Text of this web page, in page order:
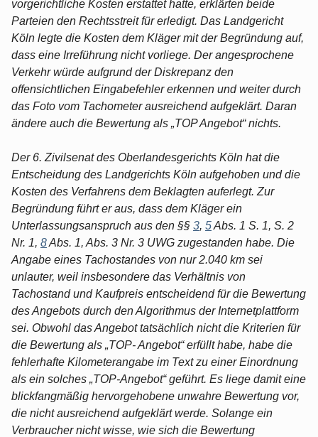
vorgerichtliche Kosten erstattet hatte, erklärten beide
Parteien den Rechtsstreit für erledigt. Das Landgericht
Köln legte die Kosten dem Kläger mit der Begründung auf,
dass eine Irreführung nicht vorliege. Der angesprochene
Verkehr würde aufgrund der Diskrepanz den
offensichtlichen Eingabefehler erkennen und weiter durch
das Foto vom Tachometer ausreichend aufgeklärt. Daran
ändere auch die Bewertung als „TOP Angebot“ nichts.
Der 6. Zivilsenat des Oberlandesgerichts Köln hat die
Entscheidung des Landgerichts Köln aufgehoben und die
Kosten des Verfahrens dem Beklagten auferlegt. Zur
Begründung führt er aus, dass dem Kläger ein
Unterlassungsanspruch aus den §§ 3, 5Abs. 1 S. 1, S. 2
Nr. 1, 8Abs. 1, Abs. 3 Nr. 3 UWG zugestanden habe. Die
Angabe eines Tachostandes von nur 2.040 km sei
unlauter, weil insbesondere das Verhältnis von
Tachostand und Kaufpreis entscheidend für die Bewertung
des Angebots durch den Algorithmus der Internetplattform
sei. Obwohl das Angebot tatsächlich nicht die Kriterien für
die Bewertung als „TOP- Angebot“ erfüllt habe, habe die
fehlerhafte Kilometerangabe im Text zu einer Einordnung
als ein solches „TOP-Angebot“ geführt. Es liege damit eine
blickfangmäßig hervorgehobene unwahre Bewertung vor,
die nicht ausreichend aufgeklärt werde. Solange ein
Verbraucher nicht wisse, wie sich die Bewertung